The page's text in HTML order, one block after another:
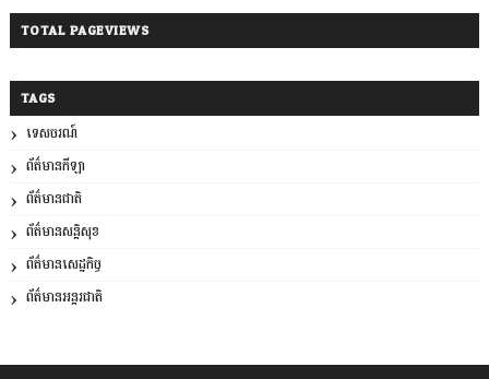
TOTAL PAGEVIEWS
TAGS
ទេសចរណ៍
ព័ត៌មានកីឡា
ព័ត៌មានជាតិ
ព័ត៌មានសន្តិសុខ
ព័ត៌មានសេដ្ឋកិច្ច
ព័ត៌មានអន្តរជាតិ